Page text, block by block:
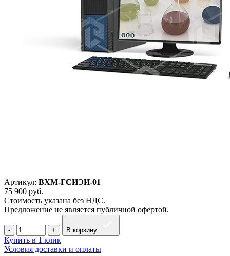
Артикул: ВХМ-ГСИЭИ-01
75 900 руб.
Стоимость указана без НДС.
Предложение не является публичной офертой.
В корзину
Купить в 1 клик
Условия доставки и оплаты